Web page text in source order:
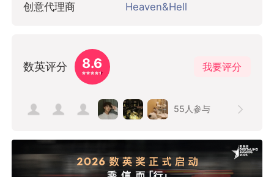
创意代理商 Heaven&Hell
数英评分 8.6 我要评分
55 人参与